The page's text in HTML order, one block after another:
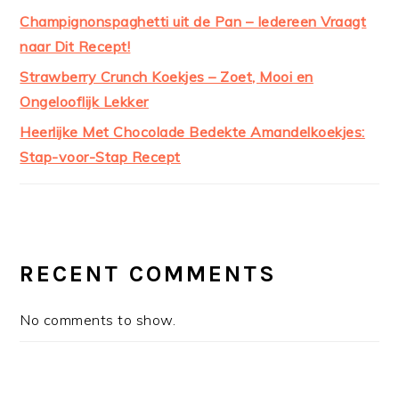
Champignonspaghetti uit de Pan – Iedereen Vraagt
naar Dit Recept!
Strawberry Crunch Koekjes – Zoet, Mooi en
Ongelooflijk Lekker
Heerlijke Met Chocolade Bedekte Amandelkoekjes:
Stap-voor-Stap Recept
RECENT COMMENTS
No comments to show.